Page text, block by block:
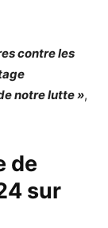
contre les
notre lutte »,
de
sur